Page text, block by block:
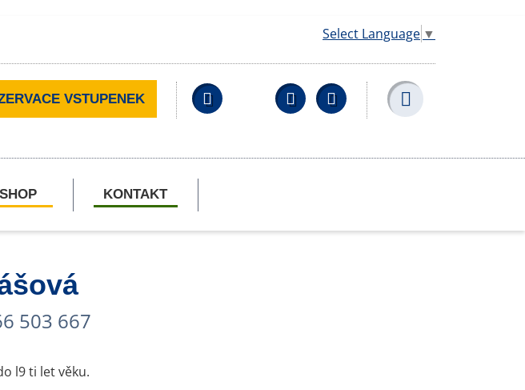
Select Language ▼
VSTUPENEK Facebook YouTubeWikipedia
KONTAKT
503 667
l9 ti let věku.